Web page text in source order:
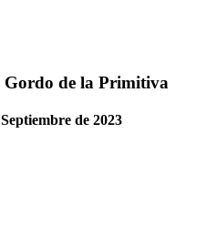
Gordo de la Primitiva
de 2023